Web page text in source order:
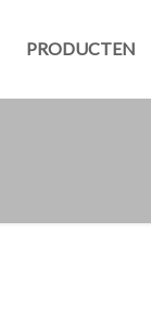
PRODUCTEN